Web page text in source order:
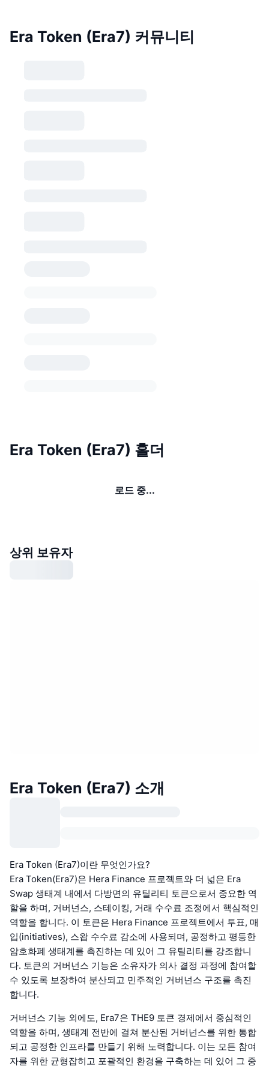
Era Token (Era7) 커뮤니티
Era Token (Era7) 홀더
로드 중...
상위 보유자
Era Token (Era7) 소개
Era Token (Era7)이란 무엇인가요?
Era Token(Era7)은 Hera Finance 프로젝트와 더 넓은 Era
Swap 생태계 내에서 다방면의 유틸리티 토큰으로서 중요한 역
할을 하며, 거버넌스, 스테이킹, 거래 수수료 조정에서 핵심적인
역할을 합니다. 이 토큰은 Hera Finance 프로젝트에서 투표, 매
입(initiatives), 스왑 수수료 감소에 사용되며, 공정하고 평등한
암호화폐 생태계를 촉진하는 데 있어 그 유틸리티를 강조합니
다. 토큰의 거버넌스 기능은 소유자가 의사 결정 과정에 참여할
수 있도록 보장하여 분산되고 민주적인 거버넌스 구조를 촉진
합니다.
거버넌스 기능 외에도, Era7은 THE9 토큰 경제에서 중심적인
역할을 하며, 생태계 전반에 걸쳐 분산된 거버넌스를 위한 통합
되고 공정한 인프라를 만들기 위해 노력합니다. 이는 모든 참여
자를 위한 균형잡히고 포괄적인 환경을 구축하는 데 있어 그 중